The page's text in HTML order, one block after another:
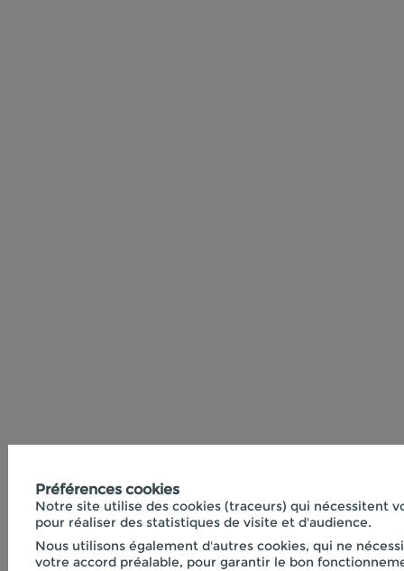
Préférences cookies
Notre site utilise des cookies (traceurs) qui nécessitent
pour réaliser des statistiques de visite et d'audience.
Nous utilisons également d'autres cookies, qui ne
votre accord préalable, pour garantir le bon